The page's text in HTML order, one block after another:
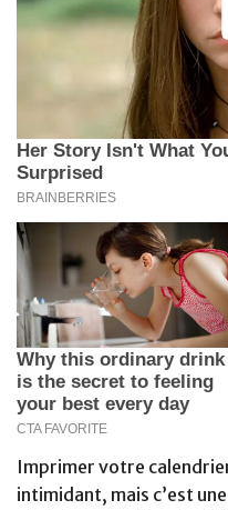
Imprimer votre
intimidant, mais c’est